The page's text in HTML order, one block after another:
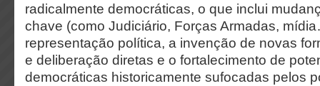
radicalmente democráticas, o que inclui
chave (como Judiciário, Forças Armadas,
representação política, a invenção de novas
e deliberação diretas e o fortalecimento de
democráticas historicamente sufocadas pelos